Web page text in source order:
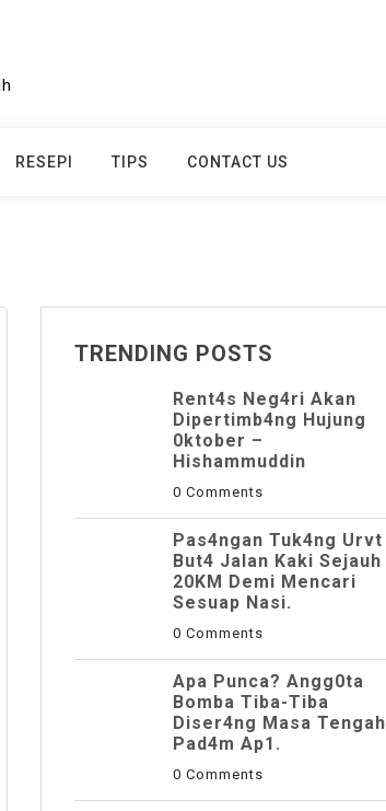
RESEPI TIPS CONTACT US
TRENDING POSTS
Rent4s Neg4ri Akan
Dipertimb4ng Hujung
0ktober –
Hishammuddin
0 Comments
Pas4ngan Tuk4ng Urvt
But4 JaIan Kaki Sejauh
20KM Demi Mencari
Sesuap Nasi.
0 Comments
Apa Punca? Angg0ta
Bomba Tiba-Tiba
Diser4ng Masa Tengah
Pad4m Ap1.
0 Comments